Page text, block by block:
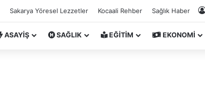
Sakarya Yöresel Lezzetler Kocaali Rehber Sağlık Haber
ASAYİŞ SAĞLIK EĞİTİM EKONOMİ